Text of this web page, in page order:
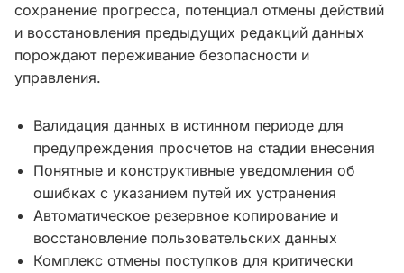
сохранение прогресса, потенциал отмены действий
и восстановления предыдущих редакций данных
порождают переживание безопасности и
управления.
Валидация данных в истинном периоде для
предупреждения просчетов на стадии внесения
Понятные и конструктивные уведомления об
ошибках с указанием путей их устранения
Автоматическое резервное копирование и
восстановление пользовательских данных
Комплекс отмены поступков для критически